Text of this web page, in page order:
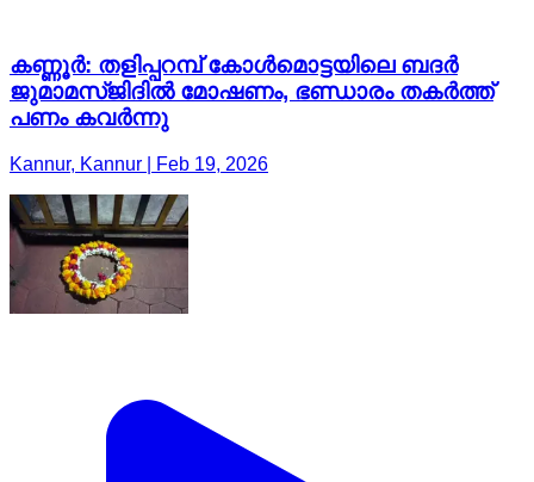
കണ്ണൂർ: തളിപ്പറമ്പ് കോള്‍മൊട്ടയിലെ ബദര്‍
ജുമാമസ്ജിദില്‍ മോഷണം, ഭണ്ഡാരം തകര്‍ത്ത്
പണം കവര്‍ന്നു
Kannur, Kannur | Feb 19, 2026